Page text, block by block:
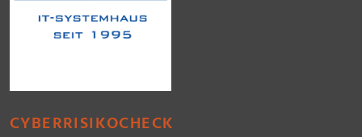
CYBERRISIKOCHECK